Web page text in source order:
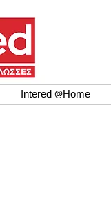
Intered @Home